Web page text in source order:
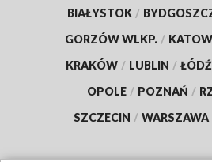
BIAŁYSTOK /
GORZÓW WLKP. /
KRAKÓW / LUBLIN / ŁÓDŹ
OPOLE / POZNAŃ /
SZCZECIN / WARSZAWA